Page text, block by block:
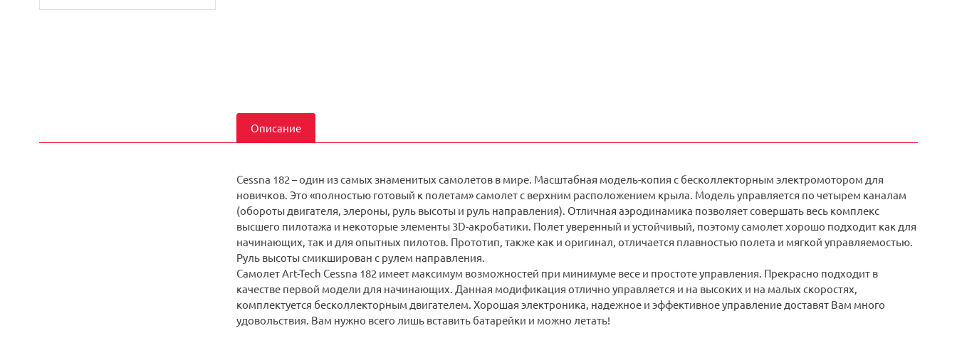
Описание
Cessna 182 – один из самых знаменитых самолетов в мире. Масштабная модель-копия с беcколлекторным электромотором для
новичков. Это «полностью готовый к полетам» самолет с верхним расположением крыла. Модель управляется по четырем каналам
(обороты двигателя, элероны, руль высоты и руль направления). Отличная аэродинамика позволяет совершать весь комплекс
высшего пилотажа и некоторые элементы 3D-акробатики. Полет уверенный и устойчивый, поэтому самолет хорошо подходит как для
начинающих, так и для опытных пилотов. Прототип, также как и оригинал, отличается плавностью полета и мягкой управляемостью.
Руль высоты смикширован с рулем направления.
Самолет Art-Tech Сessna 182 имеет максимум возможностей при минимуме весе и простоте управления. Прекрасно подходит в
качестве первой модели для начинающих. Данная модификация отлично управляется и на высоких и на малых скоростях,
комплектуется бесколлекторным двигателем. Хорошая электроника, надежное и эффективное управление доставят Вам много
удовольствия. Вам нужно всего лишь вставить батарейки и можно летать!